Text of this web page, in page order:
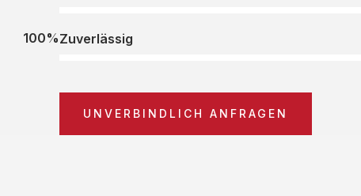
Zuverlässig
100%
UNVERBINDLICH ANFRAGEN